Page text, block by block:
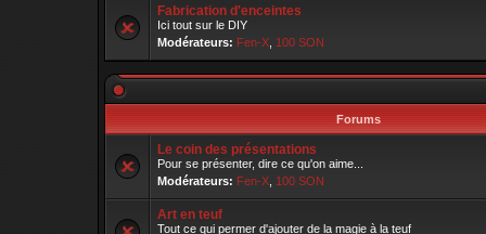
Fabrication d'enceintes
Ici tout sur le DIY
Modérateurs: Fen-X 100 SON
Forums
Le coin des présentations
Pour se présenter, dire ce qu'on aime...
Modérateurs: Fen-X 100 SON
Art en teuf
Tout ce qui permer d'ajouter de la magie à la teuf